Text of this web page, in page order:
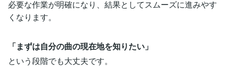
必要な作業が明確になり、結果としてスムーズに進みやす
くなります。
「まずは自分の曲の現在地を知りたい」
という段階でも大丈夫です。